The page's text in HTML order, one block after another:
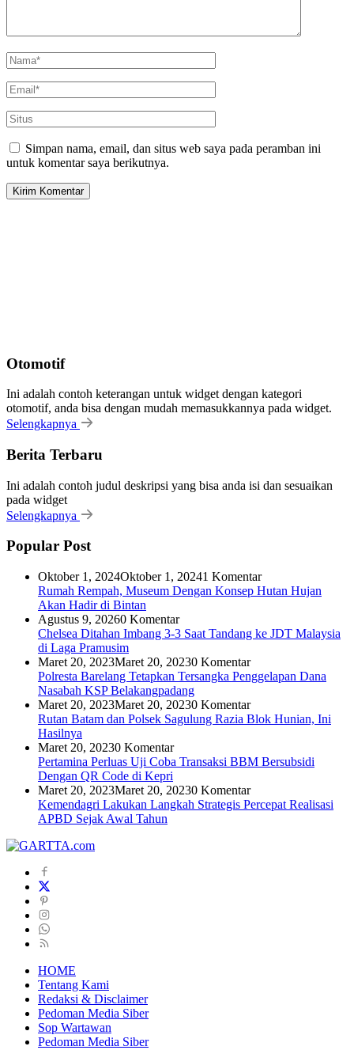
Simpan nama, email, dan situs web saya pada peramban ini
untuk komentar saya berikutnya.
Otomotif
Ini adalah contoh keterangan untuk widget dengan kategori
otomotif, anda bisa dengan mudah memasukkannya pada widget.
Selengkapnya
Berita Terbaru
Ini adalah contoh judul deskripsi yang bisa anda isi dan sesuaikan
pada widget
Selengkapnya
Popular Post
Oktober 1, 2024Oktober 1, 20241 Komentar
Rumah Rempah, Museum Dengan Konsep Hutan Hujan
Akan Hadir di Bintan
Agustus 9, 20260 Komentar
Chelsea Ditahan Imbang 3-3 Saat Tandang ke JDT Malaysia
di Laga Pramusim
Maret 20, 2023Maret 20, 20230 Komentar
Polresta Barelang Tetapkan Tersangka Penggelapan Dana
Nasabah KSP Belakangpadang
Maret 20, 2023Maret 20, 20230 Komentar
Rutan Batam dan Polsek Sagulung Razia Blok Hunian, Ini
Hasilnya
Maret 20, 20230 Komentar
Pertamina Perluas Uji Coba Transaksi BBM Bersubsidi
Dengan QR Code di Kepri
Maret 20, 2023Maret 20, 20230 Komentar
Kemendagri Lakukan Langkah Strategis Percepat Realisasi
APBD Sejak Awal Tahun
HOME
Tentang Kami
Redaksi & Disclaimer
Pedoman Media Siber
Sop Wartawan
Pedoman Media Siber